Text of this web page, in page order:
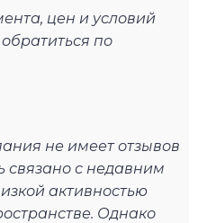
цен и условий
по
не имеет отзывов
связано с недавним
активностью
Однако